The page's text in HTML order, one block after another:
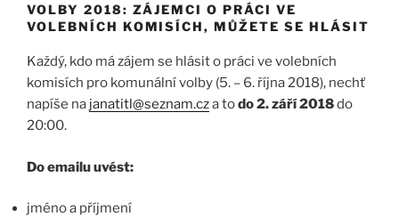
VOLBY 2018: ZÁJEMCI O PRÁCI VE
VOLEBNÍCH KOMISÍCH, MŮŽETE SE HLÁSIT
Každý, kdo má zájem se hlásit o práci ve volebních
komisích pro komunální volby (5. – 6. října 2018), nechť
napíše na janatitl@seznam.cza todo 2. září 2018do
20:00.
Do emailu uvést:
jméno a příjmení